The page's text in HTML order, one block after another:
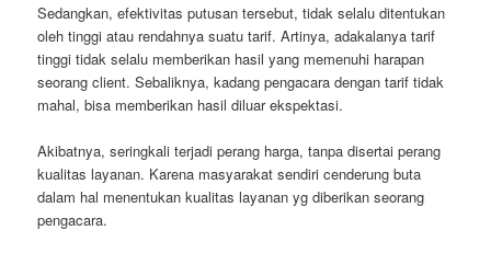
Sedangkan, efektivitas putusan tersebut, tidak selalu ditentukan
oleh tinggi atau rendahnya suatu tarif. Artinya, adakalanya tarif
tinggi tidak selalu memberikan hasil yang memenuhi harapan
seorang client. Sebaliknya, kadang pengacara dengan tarif tidak
mahal, bisa memberikan hasil diluar ekspektasi.
Akibatnya, seringkali terjadi perang harga, tanpa disertai perang
kualitas layanan. Karena masyarakat sendiri cenderung buta
dalam hal menentukan kualitas layanan yg diberikan seorang
pengacara.